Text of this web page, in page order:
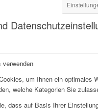
verwenden
um Ihnen ein optimales
welche Kategorien Sie
dass auf Basis Ihrer